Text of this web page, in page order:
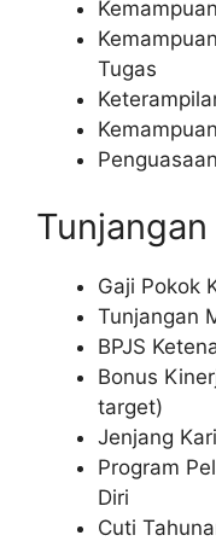
Tugas
Gaji Pokok
Tunjangan
BPJS
Bonus
target)
Jenjang
Program
Diri
Cuti